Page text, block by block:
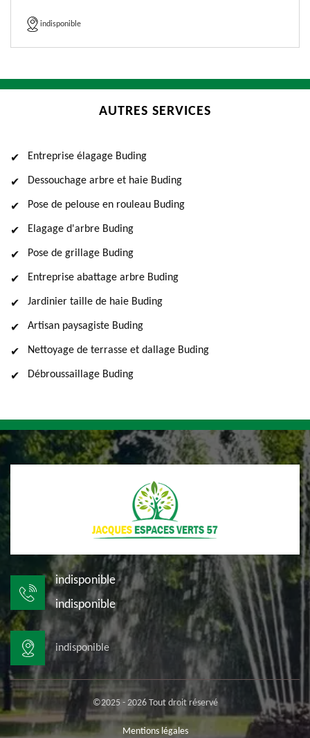
indisponible
AUTRES SERVICES
Entreprise élagage Buding
Dessouchage arbre et haie Buding
Pose de pelouse en rouleau Buding
Elagage d'arbre Buding
Pose de grillage Buding
Entreprise abattage arbre Buding
Jardinier taille de haie Buding
Artisan paysagiste Buding
Nettoyage de terrasse et dallage Buding
Débroussaillage Buding
indisponible
indisponible
indisponible
©2025 - 2026 Tout droit réservé
Mentions légales